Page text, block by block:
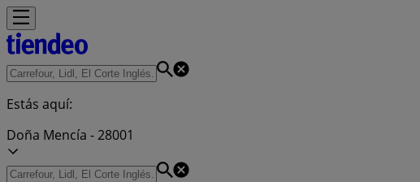
Estás aquí:
Doña Mencía - 28001